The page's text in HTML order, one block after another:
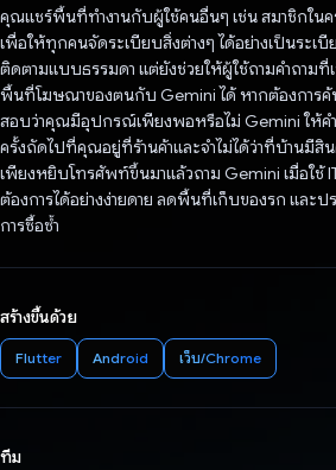
คุณแชร์พื้นที่ทำงานกับผู้ใช้คนอื่นๆ เช่น สมาชิกใน
เพื่อให้ทุกคนจัดระเบียบสิ่งต่างๆ ได้อย่างเป็นระเบี
ติดตามแบบธรรมดา แต่ยังช่วยให้ผู้ใช้ถามคำถามที่
พื้นที่โฆษณาของตนกับ Gemini ได้ หากต้องการค้
สอบว่าคุณมีอุปกรณ์เพียงพอหรือไม่ Gemini ให้ค
ครั้งถัดไปที่คุณอยู่ที่ร้านค้าและจำไม่ได้ว่าที่บ้านมีสิน
เพียงหยิบโทรศัพท์ขึ้นมาแล้วถาม Gemini เมื่อใช้
ต้องการได้อย่างง่ายดาย ลดพื้นที่เก็บของรก และป
การซื้อซ้ำ
สร้างขึ้นด้วย
Flutter Android เว็บ/Chrome
ทีม